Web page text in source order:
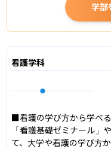
学部
看護学科
■看護の学び方から学べる
「看護基礎ゼミナール」
て、大学や看護の学び方